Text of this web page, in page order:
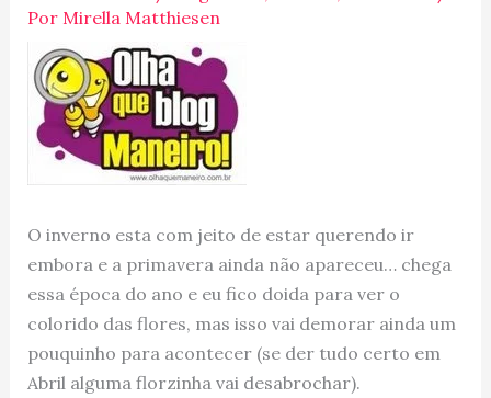
Por Mirella Matthiesen
O inverno esta com jeito de estar querendo ir
embora e a primavera ainda não apareceu… chega
essa época do ano e eu fico doida para ver o
colorido das flores, mas isso vai demorar ainda um
pouquinho para acontecer (se der tudo certo em
Abril alguma florzinha vai desabrochar).